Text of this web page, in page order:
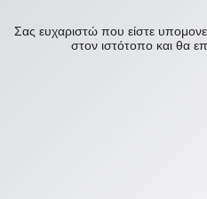
Σας ευχαριστώ που είστε
στον ιστότοπο και θα